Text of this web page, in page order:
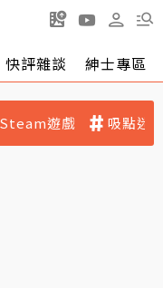
快評雜談 紳士專區
Steam遊戲 吸點迷